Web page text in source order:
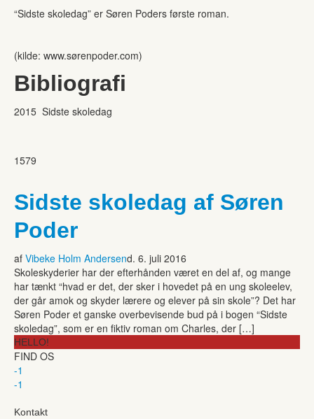
“Sidste skoledag” er Søren Poders første roman.
(kilde: www.sørenpoder.com)
Bibliografi
2015 Sidste skoledag
1579
Sidste skoledag af Søren
Poder
af Vibeke Holm Andersend. 6. juli 2016
Skoleskyderier har der efterhånden været en del af, og mange
har tænkt “hvad er det, der sker i hovedet på en ung skoleelev,
der går amok og skyder lærere og elever på sin skole”? Det har
Søren Poder et ganske overbevisende bud på i bogen “Sidste
skoledag”, som er en fiktiv roman om Charles, der […]
HELLO!
FIND OS
-1
-1
Kontakt